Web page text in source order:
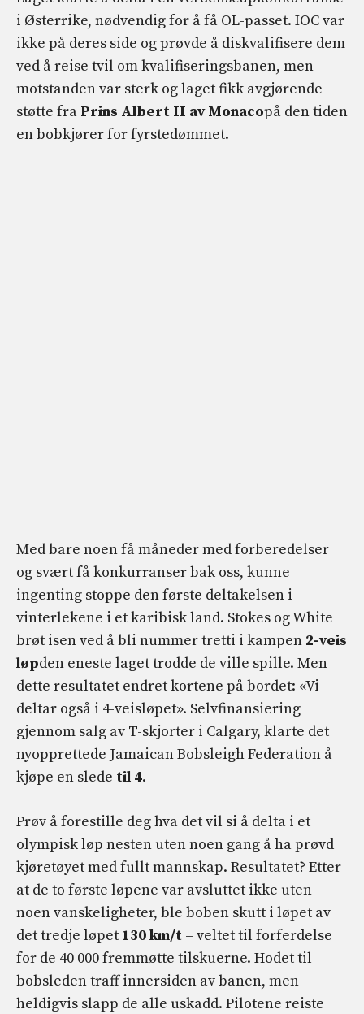
i Østerrike, nødvendig for å få OL-passet. IOC var
ikke på deres side og prøvde å diskvalifisere dem
ved å reise tvil om kvalifiseringsbanen, men
motstanden var sterk og laget fikk avgjørende
støtte fra Prins Albert II av Monacopå den tiden
en bobkjører for fyrstedømmet.
Med bare noen få måneder med forberedelser
og svært få konkurranser bak oss, kunne
ingenting stoppe den første deltakelsen i
vinterlekene i et karibisk land. Stokes og White
brøt isen ved å bli nummer tretti i kampen 2-veis
løpden eneste laget trodde de ville spille. Men
dette resultatet endret kortene på bordet: «Vi
deltar også i 4-veisløpet». Selvfinansiering
gjennom salg av T-skjorter i Calgary, klarte det
nyopprettede Jamaican Bobsleigh Federation å
kjøpe en slede til 4.
Prøv å forestille deg hva det vil si å delta i et
olympisk løp nesten uten noen gang å ha prøvd
kjøretøyet med fullt mannskap. Resultatet? Etter
at de to første løpene var avsluttet ikke uten
noen vanskeligheter, ble boben skutt i løpet av
det tredje løpet 130 km/t – veltet til forferdelse
for de 40 000 fremmøtte tilskuerne. Hodet til
bobsleden traff innersiden av banen, men
heldigvis slapp de alle uskadd. Pilotene reiste